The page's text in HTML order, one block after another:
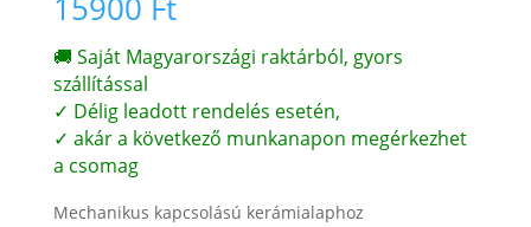
15900 Ft
🚚 Saját Magyarországi raktárból, gyors
szállítással
✓ Délig leadott rendelés esetén,
✓ akár a következő munkanapon megérkezhet
a csomag
Mechanikus kapcsolású kerámialaphoz